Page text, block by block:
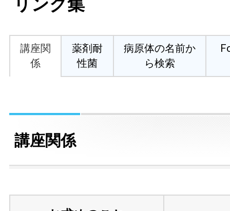
リンク集
講座関
係
薬剤耐
性菌
病原体の名前か
ら検索
講座関係